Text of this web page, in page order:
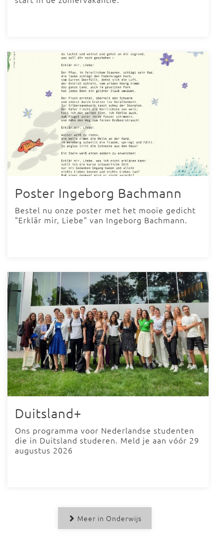
Poster Ingeborg Bachmann
Bestel nu onze poster met het mooie gedicht
"Erklär mir, Liebe" van Ingeborg Bachmann.
Duitsland+
Ons programma voor Nederlandse studenten
die in Duitsland studeren. Meld je aan vóór 29
augustus 2026
Meer in Onderwijs